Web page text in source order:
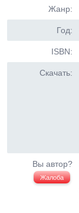
Жанр:
Год:
ISBN:
Скачать:
Вы автор?
Жалоба